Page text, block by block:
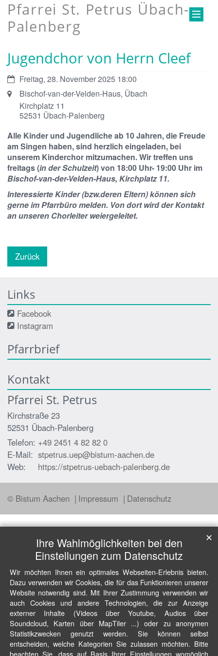
Pfarrei St. Petrus Übach-
Palenberg
Jugendchor von Herrn Cleef
Datum:Freitag, 28. November 2025 18:00
Ort: Bischof-van-der-Velden-Haus, Übach
Kirchplatz 11
52531 Übach-Palenberg
Alle Kinder und Jugendliche ab 10 Jahren, die Freude
am Singen haben, sind herzlich eingeladen, bei
unserem Kinderchor mitzumachen. Wir treffen uns
freitags (in der Schulzeit) von 18:00 Uhr- 19:00 Uhr im
Bischof-van-der-Velden-Haus, Kirchplatz 11.
Interessierte Kinder (bzw.deren Eltern) können sich
gerne im Pfarrbüro melden. Von dort wird der Kontakt
an unseren Chorleiter weiergeleitet.
Zurück
Links
Facebook
Instagram
Pfarrbrief
Kontakt
Pfarrei St. Petrus
Kirchstraße 23
52531 Übach-Palenberg
Telefon: +49 2451 4 82 82 0
E-Mail: stpetrus.uep@bistum-aachen.de
Web:
https://stpetrus-uebach-palenberg.de
© Bistum Aachen Impressum Datenschutz
Ihre Wahlmöglichkeiten bei den
Einstellungen zum Datenschutz
Wir möchten Ihnen ein optimales Webseiten-Erlebnis bieten.
Dazu verwenden wir Cookies, die für das Funktionieren unserer
Website notwendig sind. Mit Ihrer Zustimmung verwenden wir
auch Cookies und andere Technologien, die zur Anzeige
externer Inhalte (Videos über Youtube, Audios über
Soundcloud, Karten über MapTiler ...) oder zu anonymen
Statistikzwecken genutzt werden. Sie können selbst
entscheiden, welche Kategorien Sie zulassen möchten. Bitte
beachten Sie, dass auf Basis Ihrer Einstellungen womöglich
✕